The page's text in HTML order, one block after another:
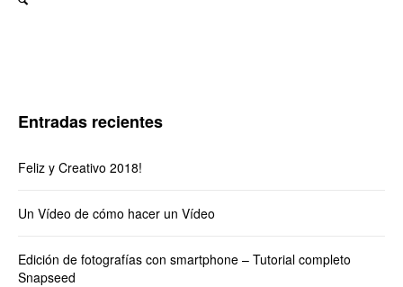
Entradas recientes
Feliz y Creativo 2018!
Un Vídeo de cómo hacer un Vídeo
Edición de fotografías con smartphone – Tutorial completo
Snapseed